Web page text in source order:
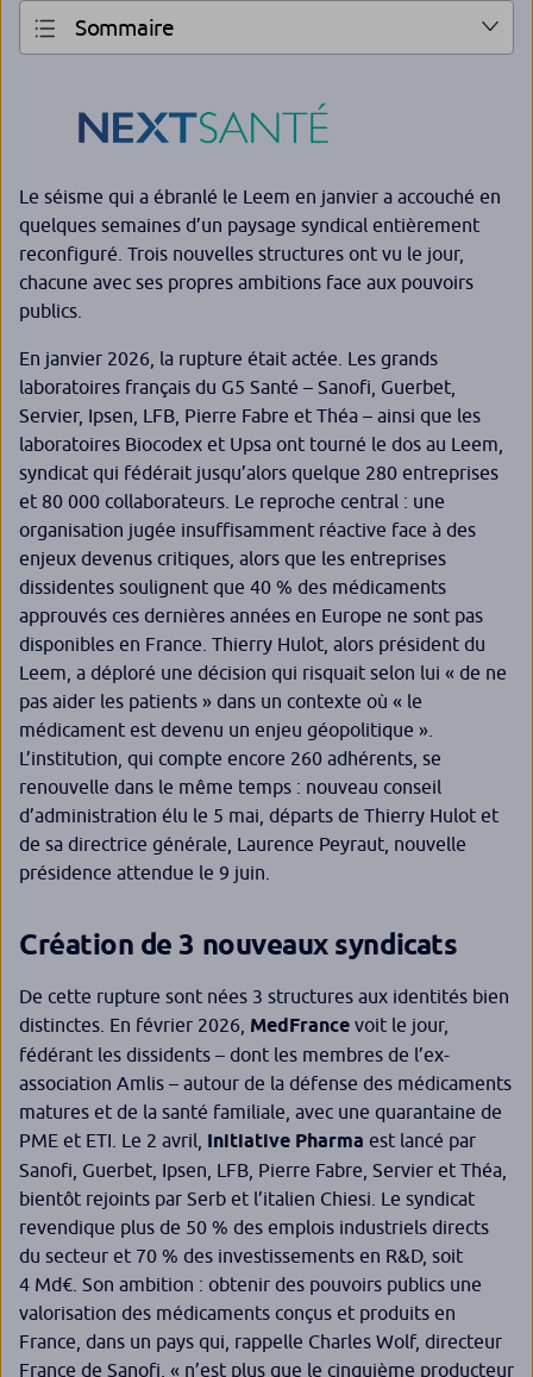
Sommaire
Le séisme qui a ébranlé le Leem en janvier a accouché en
quelques semaines d’un paysage syndical entièrement
reconfiguré. Trois nouvelles structures ont vu le jour,
chacune avec ses propres ambitions face aux pouvoirs
publics.
En janvier 2026, la rupture était actée. Les grands
laboratoires français du G5 Santé – Sanofi, Guerbet,
Servier, Ipsen, LFB, Pierre Fabre et Théa – ainsi que les
laboratoires Biocodex et Upsa ont tourné le dos au Leem,
syndicat qui fédérait jusqu’alors quelque 280 entreprises
et 80 000 collaborateurs. Le reproche central : une
organisation jugée insuffisamment réactive face à des
enjeux devenus critiques, alors que les entreprises
dissidentes soulignent que 40 % des médicaments
approuvés ces dernières années en Europe ne sont pas
disponibles en France. Thierry Hulot, alors président du
Leem, a déploré une décision qui risquait selon lui « de ne
pas aider les patients » dans un contexte où « le
médicament est devenu un enjeu géopolitique ».
L’institution, qui compte encore 260 adhérents, se
renouvelle dans le même temps : nouveau conseil
d’administration élu le 5 mai, départs de Thierry Hulot et
de sa directrice générale, Laurence Peyraut, nouvelle
présidence attendue le 9 juin.
Création de 3 nouveaux syndicats
De cette rupture sont nées 3 structures aux identités bien
distinctes. En février 2026, MedFrance voit le jour,
fédérant les dissidents – dont les membres de l’ex-
association Amlis – autour de la défense des médicaments
matures et de la santé familiale, avec une quarantaine de
PME et ETI. Le 2 avril, Initiative Pharma est lancé par
Sanofi, Guerbet, Ipsen, LFB, Pierre Fabre, Servier et Théa,
bientôt rejoints par Serb et l’italien Chiesi. Le syndicat
revendique plus de 50 % des emplois industriels directs
du secteur et 70 % des investissements en R&D, soit
4 Md€. Son ambition : obtenir des pouvoirs publics une
valorisation des médicaments conçus et produits en
France, dans un pays qui, rappelle Charles Wolf, directeur
France de Sanofi, « n’est plus que le cinquième producteur